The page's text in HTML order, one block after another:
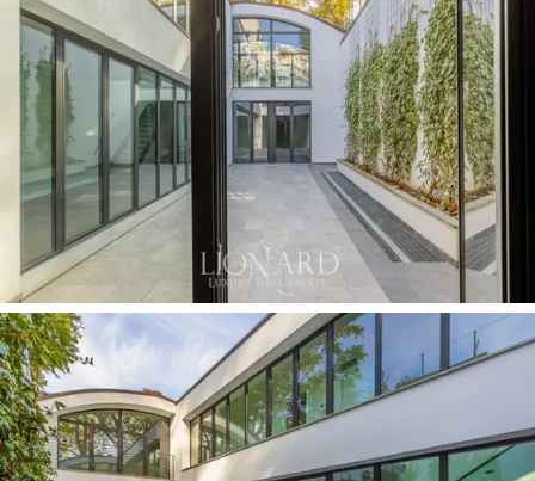
40 平方米的商業空間，可轉換為著名的公寓，以
及擁有九個停車位的大型地下停車場，為物業增
添了更多價值。
這座豪華莊園位於獨特的戰略位置，距雄偉的皮
蒂宮和城市的主要歷史古蹟僅一步之遙，是充分
享受絕對隱私和安寧
的理想場所，同時又不放棄
佛羅倫薩的主要服務。